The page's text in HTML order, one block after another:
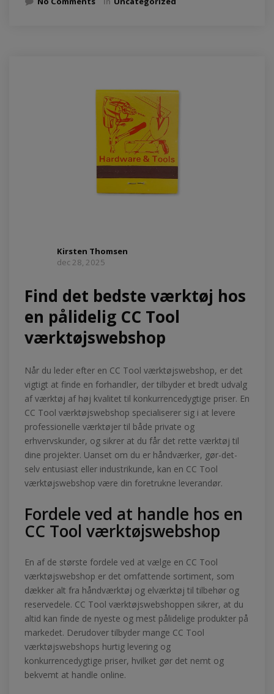
Kirsten Thomsen
dec 28, 2025
Find det bedste værktøj hos
en pålidelig CC Tool
værktøjswebshop
Når du leder efter en CC Tool værktøjswebshop, er det
vigtigt at finde en forhandler, der tilbyder et bredt udvalg
af værktøj af høj kvalitet til konkurrencedygtige priser. En
CC Tool værktøjswebshop specialiserer sig i at levere
professionelle værktøjer til både private og
erhvervskunder, og sikrer at du får det rette værktøj til
dine projekter. Uanset om du er håndværker, gør-det-
selv entusiast eller industrikunde, kan en CC Tool
værktøjswebshop være din foretrukne leverandør.
Fordele ved at handle hos en
CC Tool værktøjswebshop
En af de største fordele ved at vælge en CC Tool
værktøjswebshop er det omfattende sortiment, som
dækker alt fra håndværktøj og elværktøj til tilbehør og
reservedele. CC Tool værktøjswebshoppen sikrer, at du
altid kan finde de nyeste og mest pålidelige produkter på
markedet. Derudover tilbyder mange CC Tool
værktøjswebshops hurtig levering og
konkurrencedygtige priser, hvilket gør det nemt og
bekvemt at handle online.